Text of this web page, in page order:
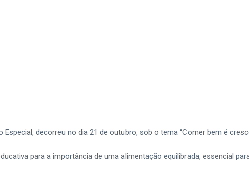
decorreu no dia 21 de outubro, sob o tema “Comer bem é
para a importância de uma alimentação equilibrada, essencial